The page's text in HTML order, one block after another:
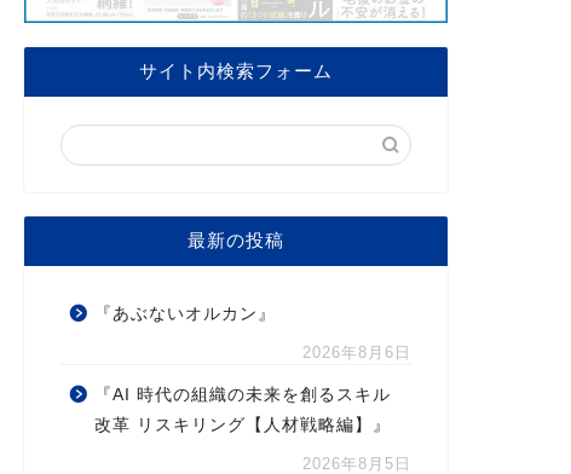
サイト内検索フォーム
最新の投稿
『あぶないオルカン』
2026年8月6日
『AI 時代の組織の未来を創るスキル
改革 リスキリング【人材戦略編】』
2026年8月5日